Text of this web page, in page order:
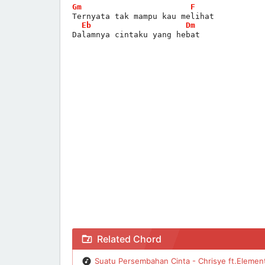
Gm
F
Ternyata tak mampu kau melihat
Eb
Dm
Dalamnya cintaku yang hebat
Chord Cinta Tak Bersyarat - Element
Related Chord
Suatu Persembahan Cinta - Chrisye